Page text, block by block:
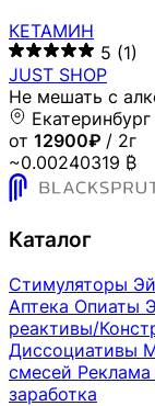
КЕТАМИН
5 (1)
JUST SHOP
Не мешать с
Екатеринбург
от 12900₽ / 2г
~0.00240319 ₿
Каталог
Стимуляторы
Аптека Опиаты
реактивы/
Диссоциативы
смесей Реклама
заработка